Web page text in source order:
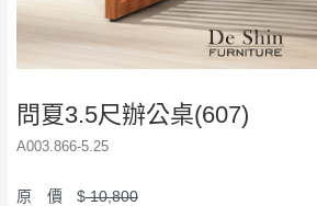
問夏3.5尺辦公桌(607)
A003.866-5.25
原 價 $10,800